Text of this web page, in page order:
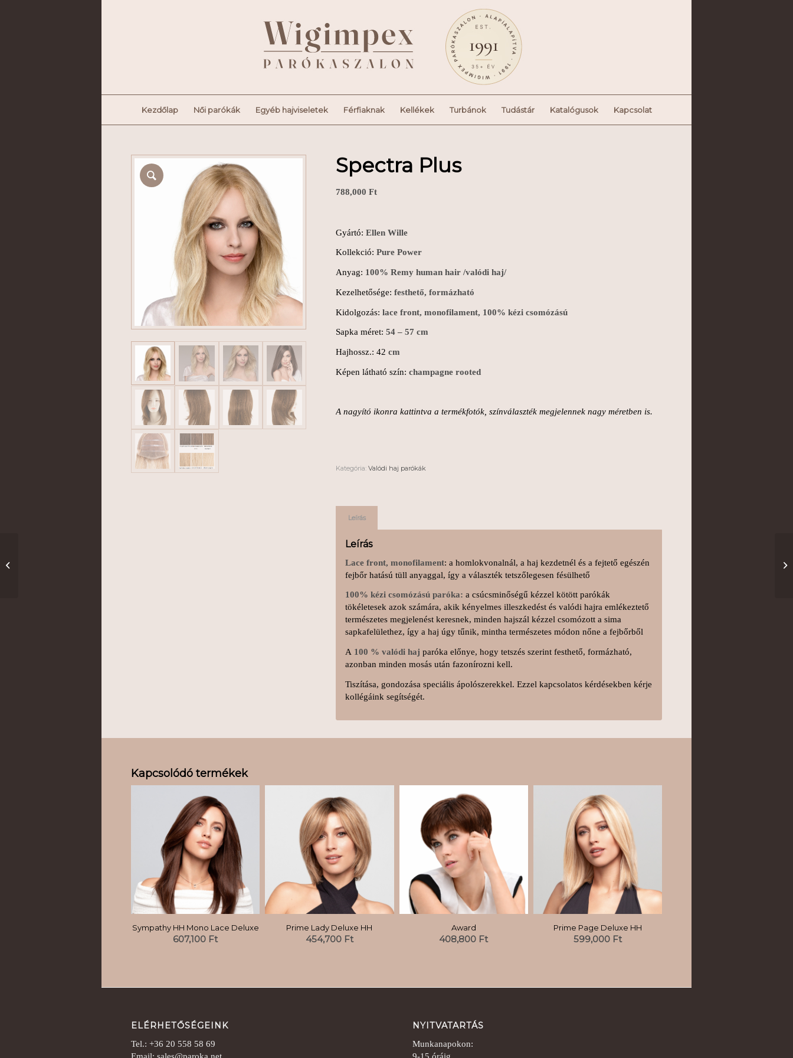
Kezdőlap Női parókák Egyéb hajviseletek Férfiaknak Kellékek Turbánok Tudástár Katalógusok Kapcsolat
Spectra Plus
788,000 Ft
Gyártó: Ellen Wille
Kollekció: Pure Power
Anyag: 100% Remy human hair /valódi haj/
Kezelhetősége: festhető, formázható
Kidolgozás: lace front, monofilament, 100% kézi csomózású
Sapka méret: 54 – 57 cm
Hajhossz.: 42 cm
Képen látható szín: champagne rooted
A nagyító ikonra kattintva a termékfotók, színválaszték megjelennek nagy méretben is.
Kategória: Valódi haj parókák
Leírás
Leírás
Lace front, monofilament: a homlokvonalnál, a haj kezdetnél és a fejtető egészén
fejbőr hatású tüll anyaggal, így a választék tetszőlegesen fésülhető
100% kézi csomózású paróka: a csúcsminőségű kézzel kötött parókák
tökéletesek azok számára, akik kényelmes illeszkedést és valódi hajra emlékeztető
természetes megjelenést keresnek, minden hajszál kézzel csomózott a sima
sapkafelülethez, így a haj úgy tűnik, mintha természetes módon nőne a fejbőrből
A 100 % valódi haj paróka előnye, hogy tetszés szerint festhető, formázható,
azonban minden mosás után fazonírozni kell.
Tiszítása, gondozása speciális ápolószerekkel. Ezzel kapcsolatos kérdésekben kérje
kollégáink segítségét.
Kapcsolódó termékek
Sympathy HH Mono Lace Deluxe
607,100 Ft
Prime Lady Deluxe HH
454,700 Ft
Award
408,800 Ft
Prime Page Deluxe HH
599,000 Ft
ELÉRHETŐSÉGEINK
Tel.: +36 20 558 58 69
NYITVATARTÁS
Munkanapokon: